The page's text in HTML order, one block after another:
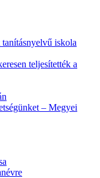
iskola
teljesítették a
– Megyei